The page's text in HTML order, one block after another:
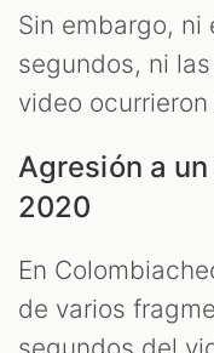
Sin embargo, ni
segundos, ni
video
Agresión a
2020
En
de varios